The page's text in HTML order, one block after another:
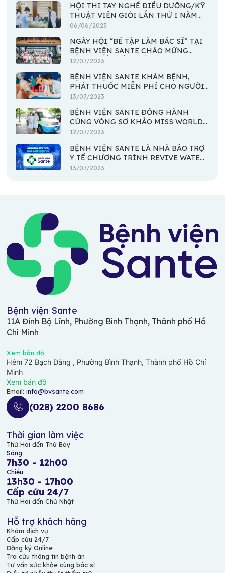
HỘI THI TAY NGHỀ ĐIỀU DƯỠNG/KỸ
THUẬT VIÊN GIỎI LẦN THỨ I NĂM
2023
06/06/2023
NGÀY HỘI “BÉ TẬP LÀM BÁC SĨ” TẠI
BỆNH VIỆN SANTE CHÀO MỪNG
NGÀY QUỐC TẾ THIẾU NHI 1/6
12/07/2023
BỆNH VIỆN SANTE KHÁM BỆNH,
PHÁT THUỐC MIỄN PHÍ CHO NGƯỜI
DÂN KHÓ KHĂN TẠI XÃ AN THỚI
13/07/2023
BỆNH VIỆN SANTE ĐỒNG HÀNH
CÙNG VÒNG SƠ KHẢO MISS WORLD
VIETNAM 2023
12/07/2023
BỆNH VIỆN SANTE LÀ NHÀ BẢO TRỢ
Y TẾ CHƯƠNG TRÌNH REVIVE WATER
RUN 2023
13/07/2023
Bệnh viện Sante
11A Đinh Bộ Lĩnh, Phường Bình Thạnh, Thành phố Hồ
Chí Minh
Xem bản đồ
Hẻm 72 Bạch Đằng , Phường Bình Thạnh, Thành phố Hồ Chí
Minh
Xem bản đồ
Email:info@bvsante.com
(028) 2200 8686
Thời gian làm việc
Thứ Hai đến Thứ Bảy
Sáng
7h30 - 12h00
Chiều
13h30 - 17h00
Cấp cứu 24/7
Thứ Hai đến Chủ Nhật
Hỗ trợ khách hàng
Khám dịch vụ
Cấp cứu 24/7
Đăng ký Online
Tra cứu thông tin bệnh án
Tư vấn sức khỏe cùng bác sĩ